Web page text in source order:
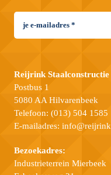
Reijrink Staalconstructie
Postbus 1
5080 AA Hilvarenbeek
Telefoon: (013) 504 1585
E-mailadres:
Bezoekadres:
Industrieterrein Mierbeek